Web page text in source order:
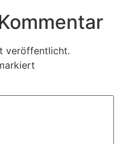
veröffentlicht.